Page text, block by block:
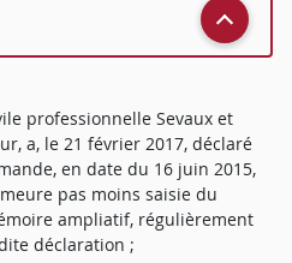
professionnelle Sevaux et
a, le 21 février 2017, déclaré
en date du 16 juin 2015,
pas moins saisie du
ampliatif, régulièrement
déclaration ;